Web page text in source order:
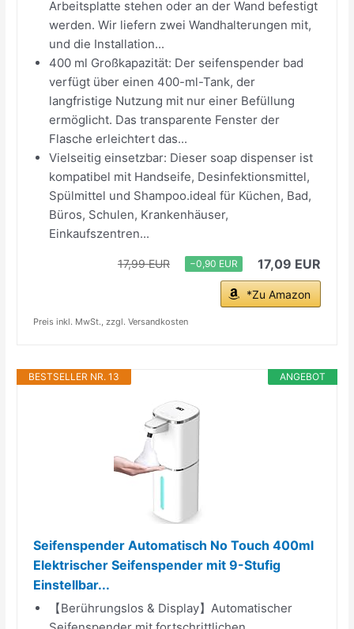
Arbeitsplatte stehen oder an der Wand befestigt
werden. Wir liefern zwei Wandhalterungen mit,
und die Installation...
400 ml Großkapazität: Der seifenspender bad
verfügt über einen 400-ml-Tank, der
langfristige Nutzung mit nur einer Befüllung
ermöglicht. Das transparente Fenster der
Flasche erleichtert das...
Vielseitig einsetzbar: Dieser soap dispenser ist
kompatibel mit Handseife, Desinfektionsmittel,
Spülmittel und Shampoo.ideal für Küchen, Bad,
Büros, Schulen, Krankenhäuser,
Einkaufszentren...
17,99 EUR −0,90 EUR 17,09 EUR
*Zu Amazon
Preis inkl. MwSt., zzgl. Versandkosten
ANGEBOT
BESTSELLER NR. 13
Seifenspender Automatisch No Touch 400ml
Elektrischer Seifenspender mit 9-Stufig
Einstellbar...
【Berührungslos & Display】Automatischer